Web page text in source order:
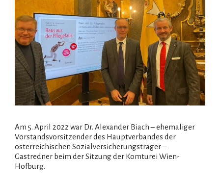
Am 5. April 2022 war Dr. Alexander Biach – ehemaliger
Vorstandsvorsitzender des Hauptverbandes der
österreichischen Sozialversicherungsträger –
Gastredner beim der Sitzung der Komturei Wien-
Hofburg.